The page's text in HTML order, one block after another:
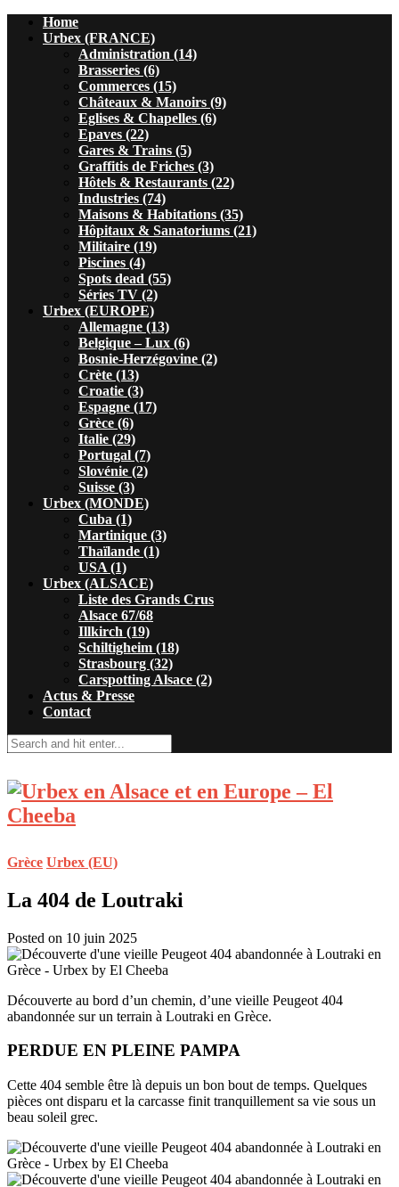
Home
Urbex (FRANCE)
Administration (14)
Brasseries (6)
Commerces (15)
Châteaux & Manoirs (9)
Eglises & Chapelles (6)
Epaves (22)
Gares & Trains (5)
Graffitis de Friches (3)
Hôtels & Restaurants (22)
Industries (74)
Maisons & Habitations (35)
Hôpitaux & Sanatoriums (21)
Militaire (19)
Piscines (4)
Spots dead (55)
Séries TV (2)
Urbex (EUROPE)
Allemagne (13)
Belgique – Lux (6)
Bosnie-Herzégovine (2)
Crète (13)
Croatie (3)
Espagne (17)
Grèce (6)
Italie (29)
Portugal (7)
Slovénie (2)
Suisse (3)
Urbex (MONDE)
Cuba (1)
Martinique (3)
Thaïlande (1)
USA (1)
Urbex (ALSACE)
Liste des Grands Crus
Alsace 67/68
Illkirch (19)
Schiltigheim (18)
Strasbourg (32)
Carspotting Alsace (2)
Actus & Presse
Contact
Grèce Urbex (EU)
La 404 de Loutraki
Posted on 10 juin 2025
Découverte au bord d’un chemin, d’une vieille Peugeot 404
abandonnée sur un terrain à Loutraki en Grèce.
PERDUE EN PLEINE PAMPA
Cette 404 semble être là depuis un bon bout de temps. Quelques
pièces ont disparu et la carcasse finit tranquillement sa vie sous un
beau soleil grec.